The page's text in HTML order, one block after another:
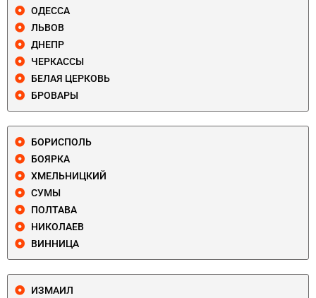
ОДЕССА
ЛЬВОВ
ДНЕПР
ЧЕРКАССЫ
БЕЛАЯ ЦЕРКОВЬ
БРОВАРЫ
БОРИСПОЛЬ
БОЯРКА
ХМЕЛЬНИЦКИЙ
СУМЫ
ПОЛТАВА
НИКОЛАЕВ
ВИННИЦА
ИЗМАИЛ